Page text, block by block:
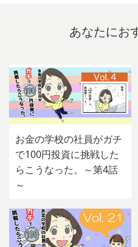
あなたにお
お金の学校の社員がガチ
で100円投資に挑戦した
らこうなった。～第4話
～